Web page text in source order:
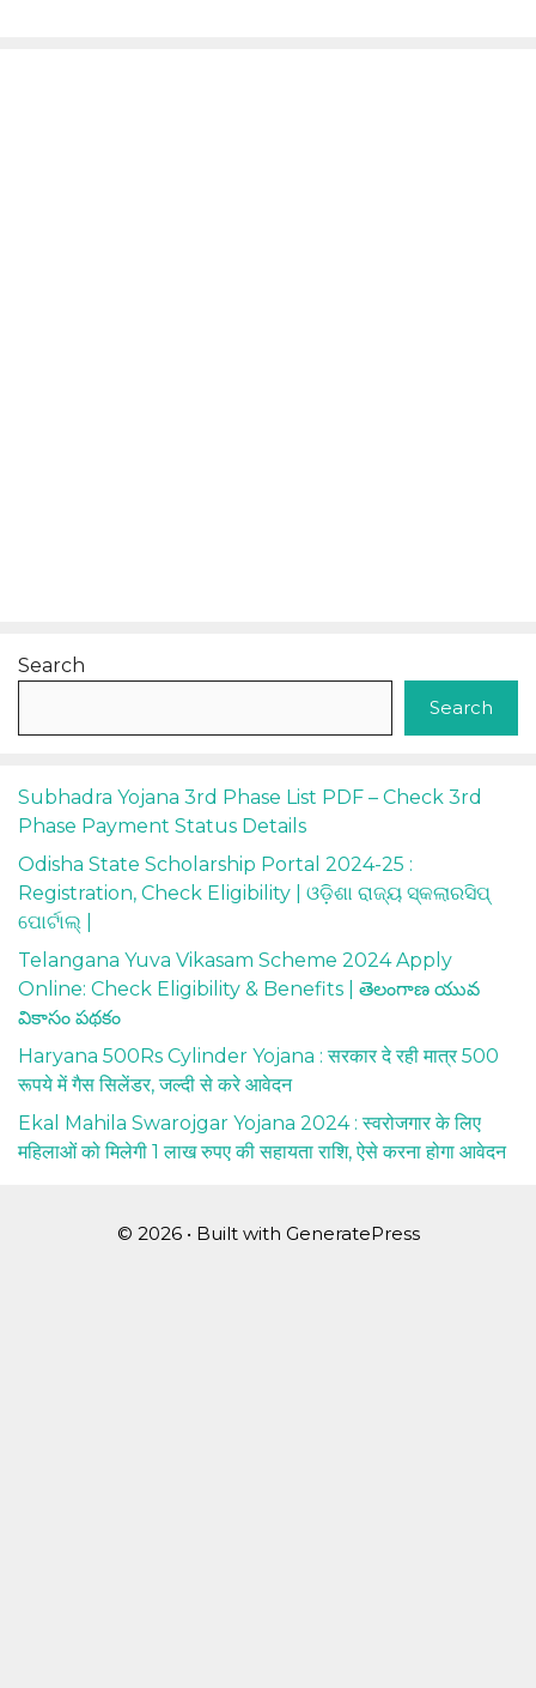
Search
Search
Subhadra Yojana 3rd Phase List PDF – Check 3rd
Phase Payment Status Details
Odisha State Scholarship Portal 2024-25 :
Registration, Check Eligibility | ଓଡ଼ିଶା ରାଜ୍ୟ ସ୍କଲାରସିପ୍
ପୋର୍ଟାଲ୍ |
Telangana Yuva Vikasam Scheme 2024 Apply
Online: Check Eligibility & Benefits | తెలంగాణ యువ
వికాసం పథకం
Haryana 500Rs Cylinder Yojana : सरकार दे रही मात्र 500
रूपये में गैस सिलेंडर, जल्दी से करे आवेदन
Ekal Mahila Swarojgar Yojana 2024 : स्वरोजगार के लिए
महिलाओं को मिलेगी 1 लाख रुपए की सहायता राशि, ऐसे करना होगा आवेदन
© 2026 • Built with GeneratePress